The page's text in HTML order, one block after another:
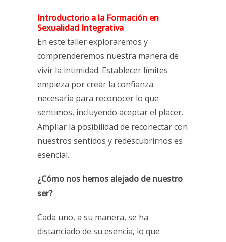
Introductorio a la Formación en
Sexualidad Integrativa
En este taller exploraremos y
comprenderemos nuestra manera de
vivir la intimidad. Establecer límites
empieza por crear la confianza
necesaria para reconocer lo que
sentimos, incluyendo aceptar el placer.
Ampliar la posibilidad de reconectar con
nuestros sentidos y redescubrirnos es
esencial.
¿Cómo nos hemos alejado de nuestro
ser?
Cada uno, a su manera, se ha
distanciado de su esencia, lo que